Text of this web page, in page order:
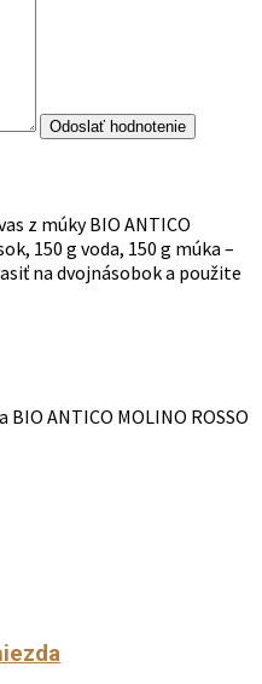
z múky BIO ANTICO
150 g voda, 150 g múka –
na dvojnásobok a použite
ANTICO MOLINO ROSSO